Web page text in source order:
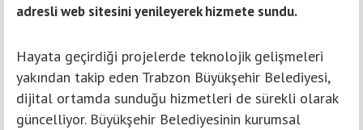
adresli web sitesini yenileyerek hizmete sundu.
Hayata geçirdiği projelerde teknolojik gelişmeleri
yakından takip eden Trabzon Büyükşehir Belediyesi,
dijital ortamda sunduğu hizmetleri de sürekli olarak
güncelliyor. Büyükşehir Belediyesinin kurumsal